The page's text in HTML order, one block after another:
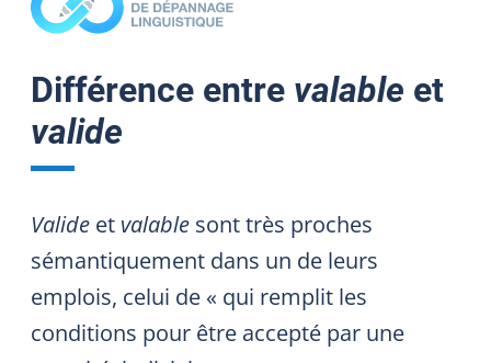
Différence entre valable et
valide
Valide et valable sont très proches
sémantiquement dans un de leurs
emplois, celui de « qui remplit les
conditions pour être accepté par une